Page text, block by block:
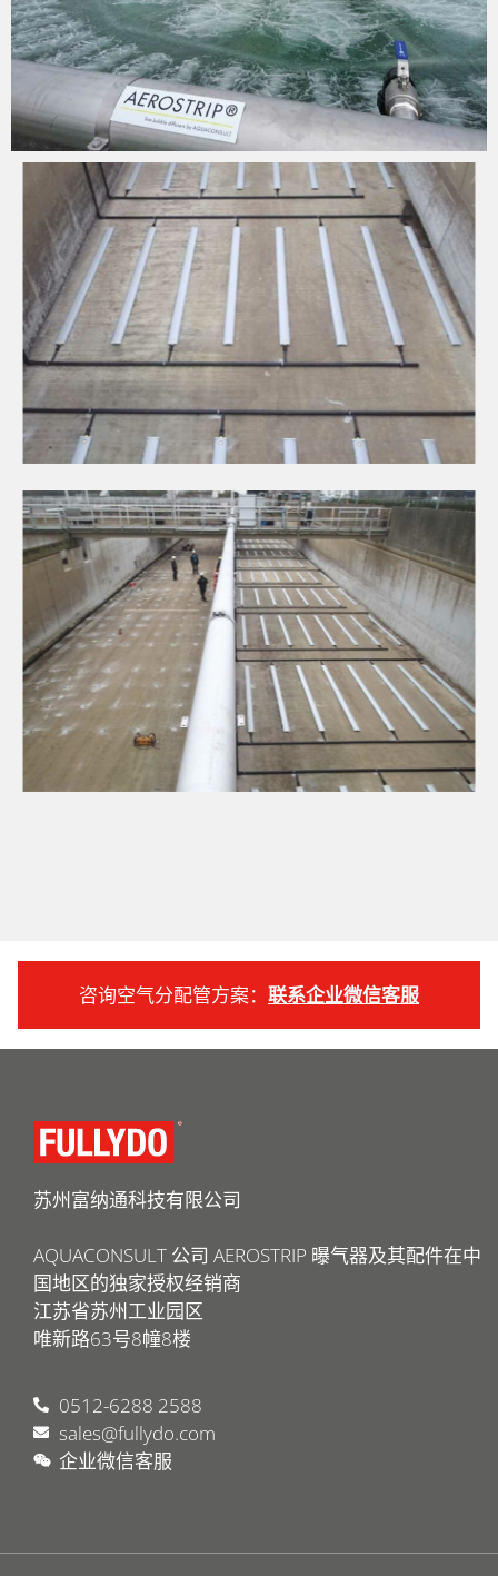
咨询空气分配管方案： 联系企业微信客服
苏州富纳通科技有限公司
AQUACONSULT 公司 AEROSTRIP 曝气器及其配件在中
国地区的独家授权经销商
江苏省苏州工业园区
唯新路63号8幢8楼
0512-6288 2588
sales@fullydo.com
企业微信客服